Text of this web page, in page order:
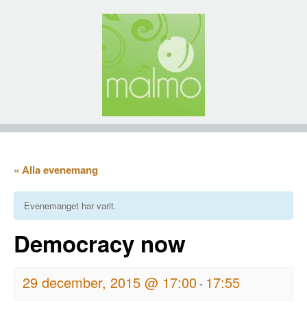
« Alla evenemang
Evenemanget har varit.
Democracy now
29 december, 2015 @ 17:00- 17:55